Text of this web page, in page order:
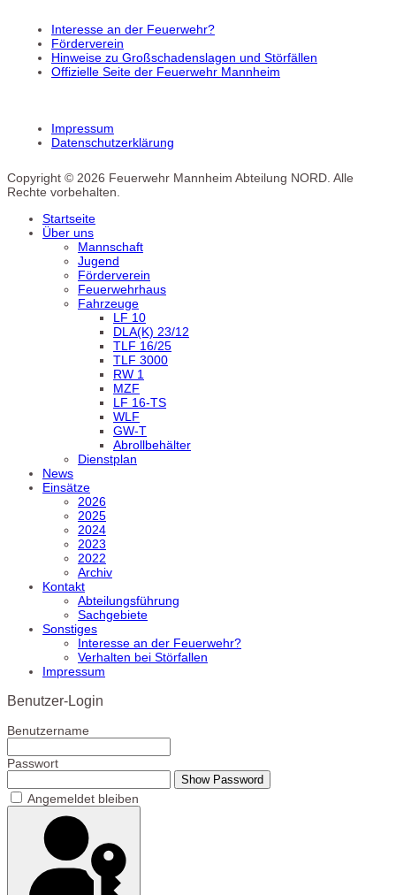
Interesse an der Feuerwehr?
Förderverein
Hinweise zu Großschadenslagen und Störfällen
Offizielle Seite der Feuerwehr Mannheim
Impressum
Datenschutzerklärung
Copyright © 2026 Feuerwehr Mannheim Abteilung NORD. Alle
Rechte vorbehalten.
Startseite
Über uns
Mannschaft
Jugend
Förderverein
Feuerwehrhaus
Fahrzeuge
LF 10
DLA(K) 23/12
TLF 16/25
TLF 3000
RW 1
MZF
LF 16-TS
WLF
GW-T
Abrollbehälter
Dienstplan
News
Einsätze
2026
2025
2024
2023
2022
Archiv
Kontakt
Abteilungsführung
Sachgebiete
Sonstiges
Interesse an der Feuerwehr?
Verhalten bei Störfallen
Impressum
Benutzer-Login
Benutzername
Passwort
Show Password
Angemeldet bleiben